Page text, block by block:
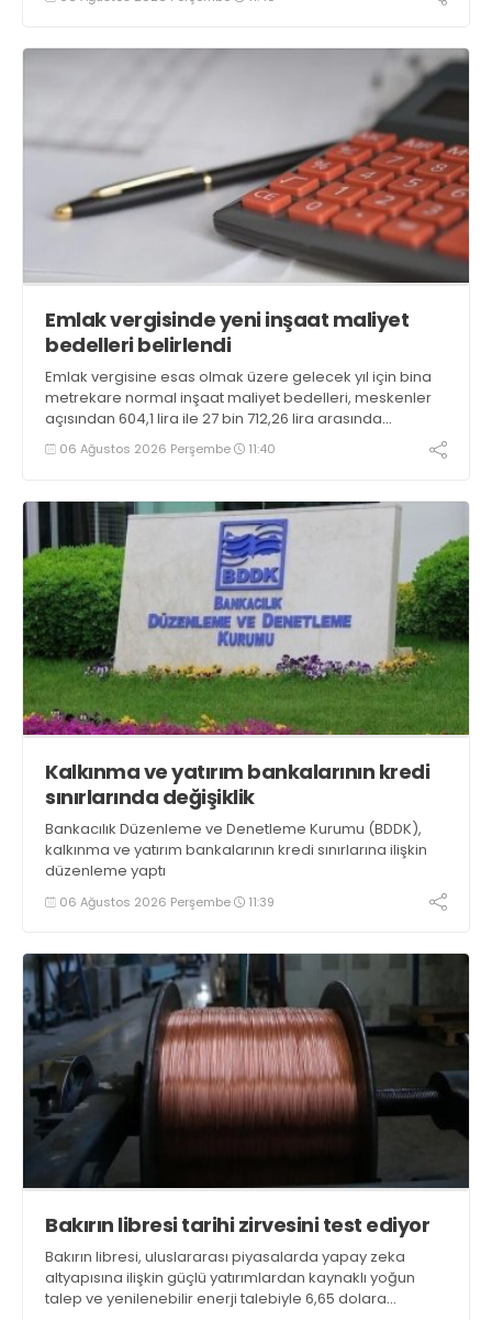
içerisindeki oranı yüzde 1,58 oldu
Emlak vergisinde yeni inşaat maliyet
bedelleri belirlendi
Emlak vergisine esas olmak üzere gelecek yıl için bina
metrekare normal inşaat maliyet bedelleri, meskenler
açısından 604,1 lira ile 27 bin 712,26 lira arasında
değişecek
06 Ağustos 2026 Perşembe 11:40
Kalkınma ve yatırım bankalarının kredi
sınırlarında değişiklik
Bankacılık Düzenleme ve Denetleme Kurumu (BDDK),
kalkınma ve yatırım bankalarının kredi sınırlarına ilişkin
düzenleme yaptı
06 Ağustos 2026 Perşembe 11:39
Bakırın libresi tarihi zirvesini test ediyor
Bakırın libresi, uluslararası piyasalarda yapay zeka
altyapısına ilişkin güçlü yatırımlardan kaynaklı yoğun
talep ve yenilenebilir enerji talebiyle 6,65 dolara